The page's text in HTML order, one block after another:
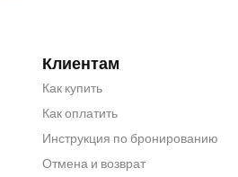
Клиентам
Как купить
Как оплатить
Инструкция по бронированию
Отмена и возврат